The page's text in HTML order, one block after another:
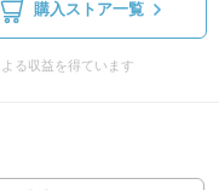
購入ストア一覧
る収益を得ています